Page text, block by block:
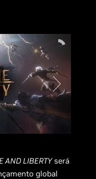
AND LIBERTYserá
global